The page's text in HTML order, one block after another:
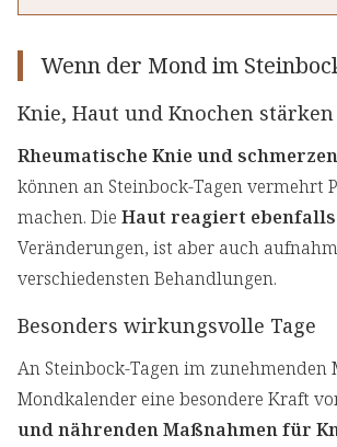
Wenn der Mond im
Knie, Haut und Knochen stärken
Rheumatische Knie und
können an Steinbock-Tagen vermehrt
machen. Die Haut reagiert
Veränderungen, ist aber auch
verschiedensten Behandlungen.
Besonders wirkungsvolle Tage
An Steinbock-Tagen im zunehmenden
Mondkalender eine besondere Kraft
und nährenden Maßnahmen für